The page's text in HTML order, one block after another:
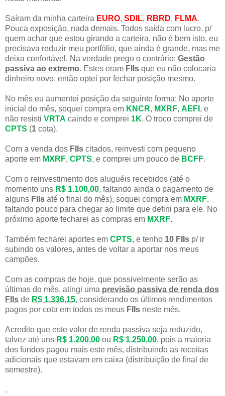
Saíram da minha carteira EURO, SDIL, RBRD, FLMA.
Pouca exposição, nada demais. Todos saída com lucro, p/
quem achar que estou girando a carteira, não é bem isto, eu
precisava reduzir meu portfólio, que ainda é grande, mas me
deixa confortável. Na verdade prego o contrário: Gestão
passiva ao extremo. Estes eram FIIs que eu não colocaria
dinheiro novo, então optei por fechar posição mesmo.
No mês eu aumentei posição da seguinte forma: No aporte
inicial do mês, soquei compra em KNCR, MXRF, AEFI , e
não resisti VRTA caindo e comprei 1K. O troco comprei de
CPTS (1 cota).
Com a venda dos FIIs citados, reinvesti com pequeno
aporte em MXRF, CPTS, e comprei um pouco de BCFF.
Com o reinvestimento dos aluguéis recebidos (até o
momento uns R$ 1.100,00, faltando ainda o pagamento de
alguns FIIs até o final do mês), soquei compra em MXRF,
faltando pouco para chegar ao limite que defini para ele. No
próximo aporte fecharei as compras em MXRF.
Também fecharei aportes em CPTS, e tenho 10 FIIs p/ ir
subindo os valores, antes de voltar a aportar nos meus
campões.
Com as compras de hoje, que possivelmente serão as
últimas do mês, atingi uma previsão passiva de renda dos
FIIs de R$ 1.336,15, considerando os últimos rendimentos
pagos por cota em todos os meus FIIs neste mês.
Acredito que este valor de renda passiva seja reduzido,
talvez até uns R$ 1.200,00 ou R$ 1.250,00, pois a maioria
dos fundos pagou mais este mês, distribuindo as receitas
adicionais que estavam em caixa (distribuição de final de
semestre).
.